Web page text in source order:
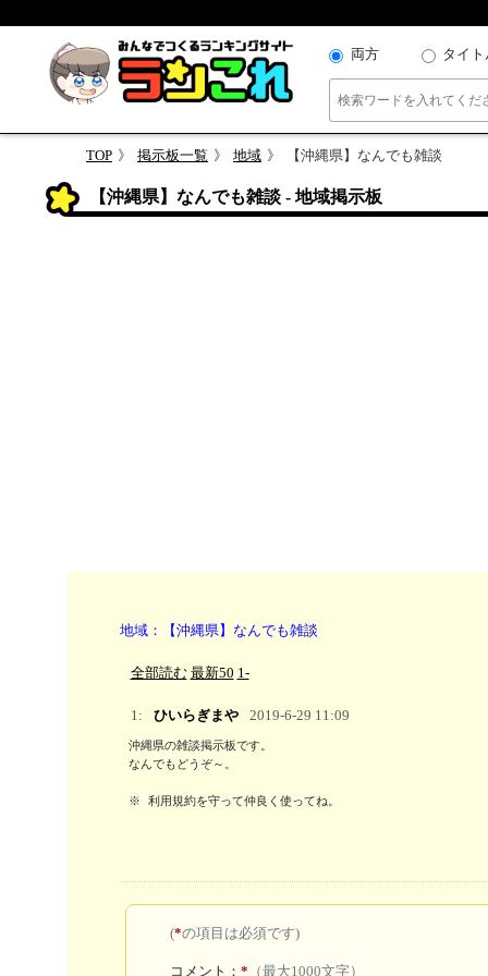
両方 タイト
TOP 掲示板一覧 地域 【沖縄県】なんでも雑談
【沖縄県】なんでも雑談 - 地域掲示板
地域：【沖縄県】なんでも雑談
全部読む 最新50 1-
1: ひいらぎまや 2019-6-29 11:09
沖縄県の雑談掲示板です。
なんでもどうぞ～。
※ 利用規約を守って仲良く使ってね。
(*の項目は必須です)
コメント：* （最大1000文字）